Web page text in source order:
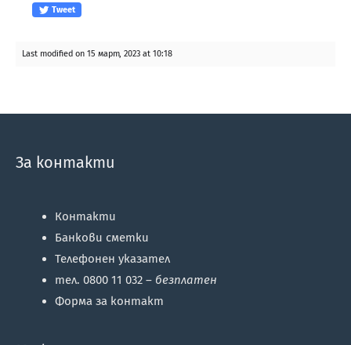
Tweet
Last modified on 15 март, 2023 at 10:18
За контакти
Контакти
Банкови сметки
Телефонен указател
тел. 0800 11 032 – безплатен
Форма за контакт